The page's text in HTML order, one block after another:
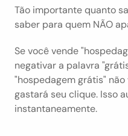
Tão importante quanto
saber para quem NÃO
Se você vende
negativar a palavra
"hospedagem grátis"
gastará seu clique. Isso
instantaneamente.